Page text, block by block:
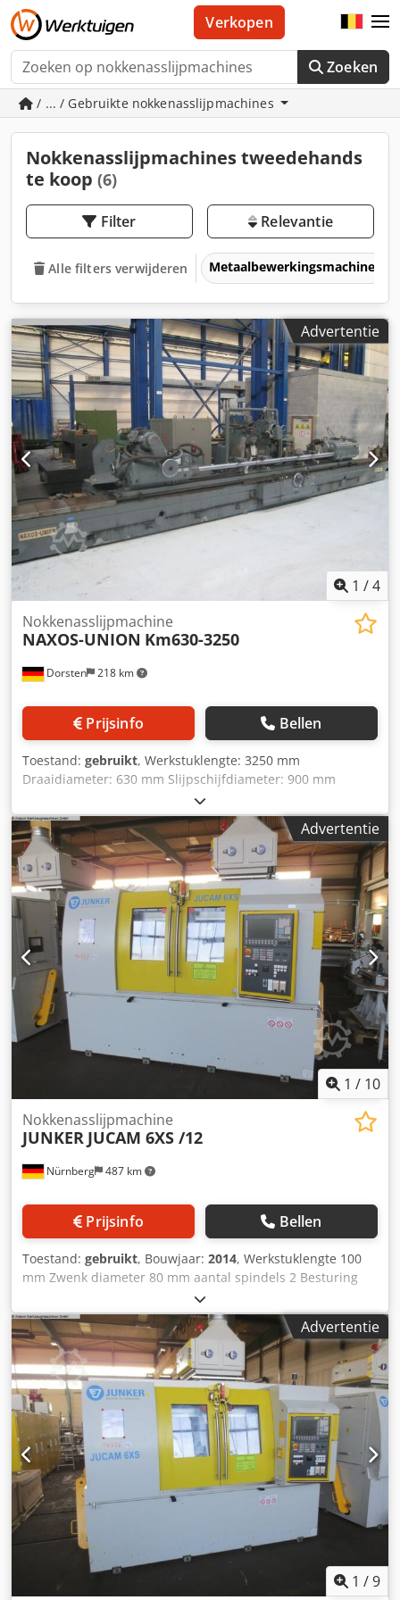
Zoeken
Verkopen
/ ... / Gebruikte nokkenasslijpmachines
Nokkenasslijpmachines tweedehands
te koop (6)
Filter Relevantie
Alle filters verwijderen Metaalbewerkingsmachines
Advertentie
1 /4
Dorsten 218 km
Nokkenasslijpmachine
NAXOS-UNION Km630-3250
Prijsinfo Bellen
Toestand: gebruikt, Werkstuklengte: 3250 mm
Draaidiameter: 630 mm Slijpschijfdiameter: 900 mm
Meerdere lunetten Nastelgereedschap
Koelvloeistofinstallatie De technische gegevens zijn
afkomstig van de fabrikant of exploitant en zijn voor ons
niet bindend. Tussentijdse verkoop voorbehouden;
uitsluitend onze algemene bedrijfs- en
verkoopvoorwaarden zijn van toepassing. Over ons
Dsdpfxjyqtube Am Ejck meer dan 400 eigen machines op
voorraad meer dan 15.000 m² opslagruimte,
kraancapaciteit 70 ton meer dan 10.000 accessoires voor
uw werkplaats Wilt u machines, productielijnen of uw
bedrijf verkopen, neem dan contact met ons op. Meer
aanbiedingen vindt u op onze website. Bezichtigen
mogelijk op afspraak. Wij kijken uit naar uw bezoek. Uw
Markus Hirsch team
Advertentie
1 / 10
Nürnberg 487 km
Nokkenasslijpmachine
JUNKER JUCAM 6XS /12
Prijsinfo Bellen
Toestand: gebruikt, Bouwjaar: 2014, Werkstuklengte 100
mm Zwenk diameter 80 mm aantal spindels 2 Besturing
FANUC 31i-B5 Werkstukgewicht 2,00 kg Centreerhoogte 170
mm Diameter slijpschijf 100 mm Boring slijpschijf 32
Breedte slijpschijf max. 20 Omtreksnelheid max. 125 m/sec
Rustdoorgang 45 - 60 mm Totaal benodigd vermogen 75,00
kW Machinegewicht ca. 25,00 ton Benodigde ruimte ca.
5,00 x 3,50 x H3,50 m Nokkenslijpmachine voor nokstukken.
Met FANUC 31i-B5 rondslijpbesturing; laadportaal; CO2-
blussysteem; voor CBN-slijpschijf; losse kop; vaste steun;
Diamant slijpschijfdresser voor slijpschijf gemonteerd op
de slijpspindel; Dsdpfx Asyycwfem Esck Slijpkopvariant 12
(twee slijpspillen afzonderlijk verplaatsbaar)
Advertentie
1 /9